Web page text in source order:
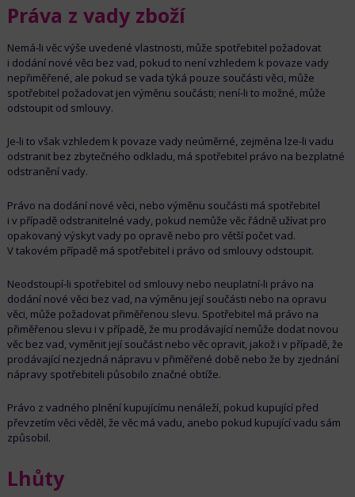
Práva z vady zboží
Nemá-li věc výše uvedené vlastnosti, může spotřebitel požadovat
i dodání nové věci bez vad, pokud to není vzhledem k povaze vady
nepřiměřené, ale pokud se vada týká pouze součásti věci, může
spotřebitel požadovat jen výměnu součásti; není-li to možné, může
odstoupit od smlouvy.
Je-li to však vzhledem k povaze vady neúměrné, zejména lze-li vadu
odstranit bez zbytečného odkladu, má spotřebitel právo na bezplatné
odstranění vady.
Právo na dodání nové věci, nebo výměnu součásti má spotřebitel
i v případě odstranitelné vady, pokud nemůže věc řádně užívat pro
opakovaný výskyt vady po opravě nebo pro větší počet vad.
V takovém případě má spotřebitel i právo od smlouvy odstoupit.
Neodstoupí-li spotřebitel od smlouvy nebo neuplatní-li právo na
dodání nové věci bez vad, na výměnu její součásti nebo na opravu
věci, může požadovat přiměřenou slevu. Spotřebitel má právo na
přiměřenou slevu i v případě, že mu prodávající nemůže dodat novou
věc bez vad, vyměnit její součást nebo věc opravit, jakož i v případě, že
prodávající nezjedná nápravu v přiměřené době nebo že by zjednání
nápravy spotřebiteli působilo značné obtíže.
Právo z vadného plnění kupujícímu nenáleží, pokud kupující před
převzetím věci věděl, že věc má vadu, anebo pokud kupující vadu sám
způsobil.
Lhůty